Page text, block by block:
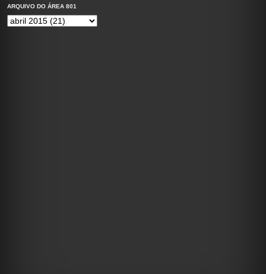
ARQUIVO DO ÁREA 801